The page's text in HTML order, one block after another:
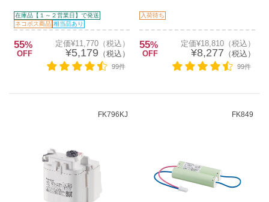
在庫品【１～２営業日】で発送
ネコポス商品 相当品あり
55%
OFF
定価¥11,770（税込）
¥5,179 （税込）
99件
入荷待ち
55%
OFF
定価¥18,810（税込）
¥8,277 （税込）
99件
FK796KJ FK849